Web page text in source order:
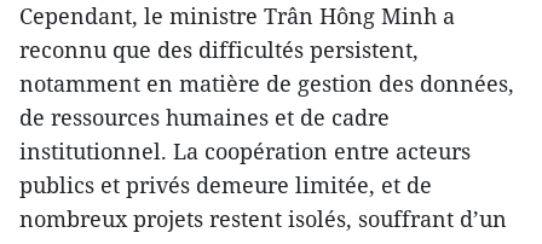
Cependant, le ministre Trân Hông Minh a
reconnu que des difficultés persistent,
notamment en matière de gestion des données,
de ressources humaines et de cadre
institutionnel. La coopération entre acteurs
publics et privés demeure limitée, et de
nombreux projets restent isolés, souffrant d’un